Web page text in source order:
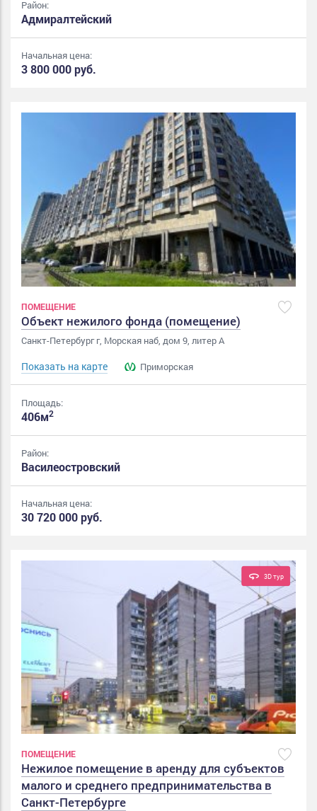
Район:
Адмиралтейский
Начальная цена:
3 800 000 руб.
ПОМЕЩЕНИЕ
Объект нежилого фонда (помещение)
Санкт-Петербург г, Морская наб, дом 9, литер А
Показать на карте Приморская
Площадь:
406м2
Район:
Василеостровский
Начальная цена:
30 720 000 руб.
3D тур
ПОМЕЩЕНИЕ
Нежилое помещение в аренду для субъектов
малого и среднего предпринимательства в
Санкт-Петербурге